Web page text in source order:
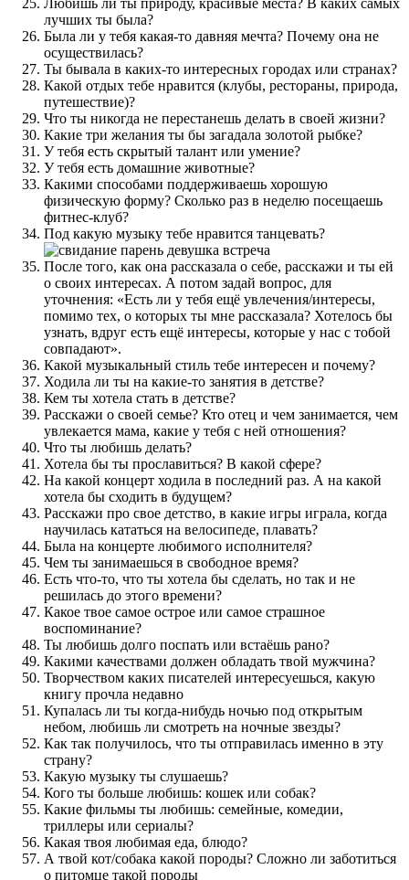
лучших ты была?
Была ли у тебя какая-то давняя мечта? Почему она не
осуществилась?
Ты бывала в каких-то интересных городах или странах?
Какой отдых тебе нравится (клубы, рестораны, природа,
путешествие)?
Что ты никогда не перестанешь делать в своей жизни?
Какие три желания ты бы загадала золотой рыбке?
У тебя есть скрытый талант или умение?
У тебя есть домашние животные?
Какими способами поддерживаешь хорошую
физическую форму? Сколько раз в неделю посещаешь
фитнес-клуб?
Под какую музыку тебе нравится танцевать?
После того, как она рассказала о себе, расскажи и ты ей
о своих интересах. А потом задай вопрос, для
уточнения: «Есть ли у тебя ещё увлечения/интересы,
помимо тех, о которых ты мне рассказала? Хотелось бы
узнать, вдруг есть ещё интересы, которые у нас с тобой
совпадают».
Какой музыкальный стиль тебе интересен и почему?
Ходила ли ты на какие-то занятия в детстве?
Кем ты хотела стать в детстве?
Расскажи о своей семье? Кто отец и чем занимается, чем
увлекается мама, какие у тебя с ней отношения?
Что ты любишь делать?
Хотела бы ты прославиться? В какой сфере?
На какой концерт ходила в последний раз. А на какой
хотела бы сходить в будущем?
Расскажи про свое детство, в какие игры играла, когда
научилась кататься на велосипеде, плавать?
Была на концерте любимого исполнителя?
Чем ты занимаешься в свободное время?
Есть что-то, что ты хотела бы сделать, но так и не
решилась до этого времени?
Какое твое самое острое или самое страшное
воспоминание?
Ты любишь долго поспать или встаёшь рано?
Какими качествами должен обладать твой мужчина?
Творчеством каких писателей интересуешься, какую
книгу прочла недавно
Купалась ли ты когда-нибудь ночью под открытым
небом, любишь ли смотреть на ночные звезды?
Как так получилось, что ты отправилась именно в эту
страну?
Какую музыку ты слушаешь?
Кого ты больше любишь: кошек или собак?
Какие фильмы ты любишь: семейные, комедии,
триллеры или сериалы?
Какая твоя любимая еда, блюдо?
А твой кот/собака какой породы? Сложно ли заботиться
о питомце такой породы